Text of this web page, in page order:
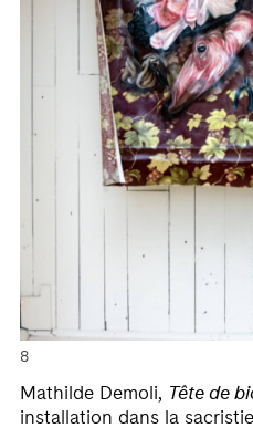
8
Mathilde Demoli, Tête de
installation dans la